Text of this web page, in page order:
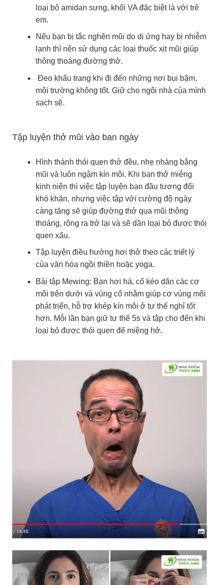
loại bỏ amidan sưng, khối VA đặc biệt là với trẻ
em.
Nếu bạn bị tắc nghẽn mũi do dị ứng hay bị nhiễm
lạnh thì nên sử dụng các loại thuốc xịt mũi giúp
thông thoáng đường thở.
Đeo khẩu trang khi đi đến những nơi bụi bặm,
môi trường không tốt. Giữ cho ngôi nhà của mình
sạch sẽ.
Tập luyện thở mũi vào ban ngày
Hình thành thói quen thở đều, nhẹ nhàng bằng
mũi và luôn ngậm kín môi. Khi bạn thở miệng
kinh niên thì việc tập luyện ban đầu tương đối
khó khăn, nhưng việc tập với cường độ ngày
càng tăng sẽ giúp đường thở qua mũi thông
thoáng, rộng ra trở lại và sẽ dần loại bỏ được thói
quen xấu.
Tập luyện điều hướng hơi thở theo các triết lý
của văn hóa ngồi thiền hoặc yoga.
Bài tập Mewing: Bạn hơi há, cố kéo dãn các cơ
môi trên dưới và vùng cổ nhằm giúp cơ vùng môi
phát triển, hỗ trợ khép kín môi ở tư thế nghỉ tốt
hơn. Mỗi lần bạn giữ tư thế 5s và tập cho đến khi
loại bỏ được thói quen để miệng hở.